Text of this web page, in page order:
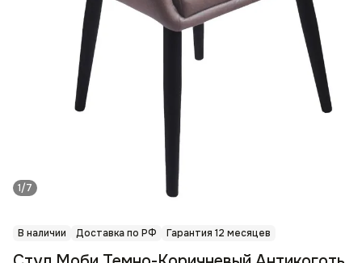
1/7
В наличии Доставка по РФ Гарантия 12 месяцев